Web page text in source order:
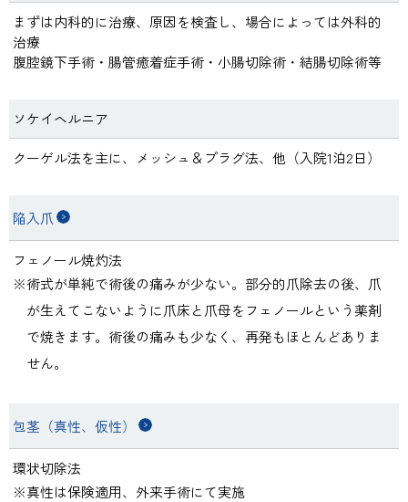
まずは内科的に治療、原因を検査し、場合によっては外科的
治療
腹腔鏡下手術・腸管癒着症手術・小腸切除術・結腸切除術等
ソケイヘルニア
クーゲル法を主に、メッシュ＆プラグ法、他（入院1泊2日）
陥入爪
フェノール焼灼法
術式が単純で術後の痛みが少ない。部分的爪除去の後、爪
が生えてこないように爪床と爪母をフェノールという薬剤
で焼きます。術後の痛みも少なく、再発もほとんどありま
せん。
包茎（真性、仮性）
環状切除法
真性は保険適用、外来手術にて実施